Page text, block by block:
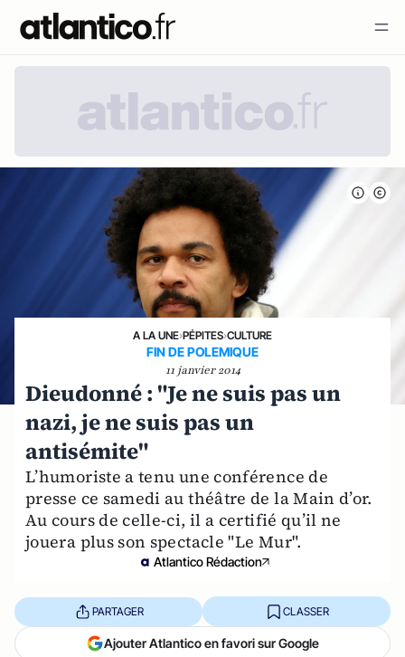
A LA UNE›PÉPITES›CULTURE
FIN DE POLEMIQUE
11 janvier 2014
Dieudonné : "Je ne suis pas un
nazi, je ne suis pas un
antisémite"
L’humoriste a tenu une conférence de
presse ce samedi au théâtre de la Main d’or.
Au cours de celle-ci, il a certifié qu’il ne
jouera plus son spectacle "Le Mur".
Atlantico Rédaction
PARTAGER CLASSER
Ajouter Atlantico en favori sur Google